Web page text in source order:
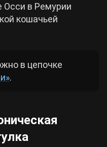
в Ремурии
кошачьей
в цепочке
.